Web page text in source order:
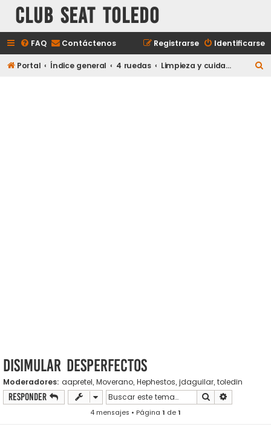
Club Seat Toledo
FAQ Contáctenos Identificarse
Registrarse
Portal Índice general 4 ruedas Limpieza y cuidado del automóvil
Disimular desperfectos
Moderadores: aapretel, Moverano, Hephestos, jdaguilar, toledin
Responder Buscar
4 mensajes • Página 1 de1